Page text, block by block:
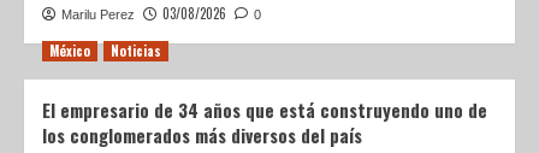
Marilu Perez 03/08/2026 0
México Noticias
El empresario de 34 años que está construyendo uno de
los conglomerados más diversos del país